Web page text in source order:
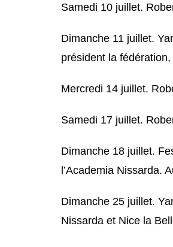
Samedi 10 juillet.
Dimanche 11 juillet.
président la
Mercredi 14 juillet.
Samedi 17 juillet.
Dimanche 18 juillet.
l’Academia Nissarda.
Dimanche 25 juillet.
Nissarda et Nice la